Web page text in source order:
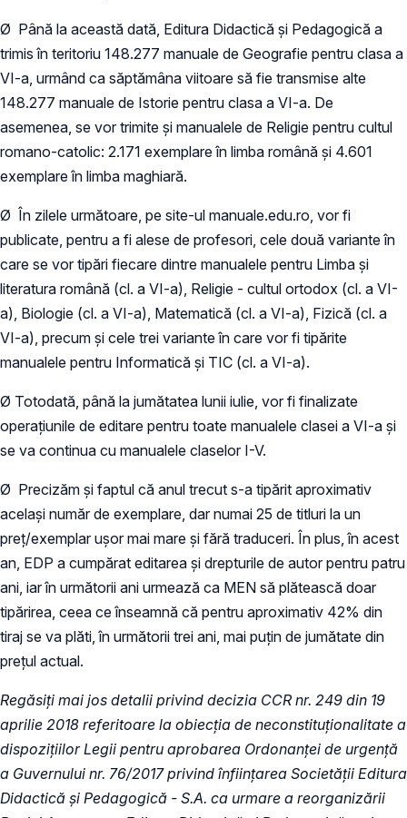
Ø Până la această dată, Editura Didactică și Pedagogică a
trimis în teritoriu 148.277 manuale de Geografie pentru clasa a
VI-a, urmând ca săptămâna viitoare să fie transmise alte
148.277 manuale de Istorie pentru clasa a VI-a. De
asemenea, se vor trimite și manualele de Religie pentru cultul
romano-catolic: 2.171 exemplare în limba română și 4.601
exemplare în limba maghiară.
Ø În zilele următoare, pe site-ul manuale.edu.ro, vor fi
publicate, pentru a fi alese de profesori, cele două variante în
care se vor tipări fiecare dintre manualele pentru Limba și
literatura română (cl. a VI-a), Religie - cultul ortodox (cl. a VI-
a), Biologie (cl. a VI-a), Matematică (cl. a VI-a), Fizică (cl. a
VI-a), precum și cele trei variante în care vor fi tipărite
manualele pentru Informatică și TIC (cl. a VI-a).
Ø Totodată, până la jumătatea lunii iulie, vor fi finalizate
operațiunile de editare pentru toate manualele clasei a VI-a și
se va continua cu manualele claselor I-V.
Ø Precizăm și faptul că anul trecut s-a tipărit aproximativ
același număr de exemplare, dar numai 25 de titluri la un
preț/exemplar ușor mai mare și fără traduceri. În plus, în acest
an, EDP a cumpărat editarea și drepturile de autor pentru patru
ani, iar în următorii ani urmează ca MEN să plătească doar
tipărirea, ceea ce înseamnă că pentru aproximativ 42% din
tiraj se va plăti, în următorii trei ani, mai puțin de jumătate din
prețul actual.
Regăsiți mai jos detalii privind decizia CCR nr. 249 din 19
aprilie 2018 referitoare la obiecția de neconstituționalitate a
dispozițiilor Legii pentru aprobarea Ordonanței de urgență
a Guvernului nr. 76/2017 privind înființarea Societății Editura
Didactică și Pedagogică - S.A. ca urmare a reorganizării